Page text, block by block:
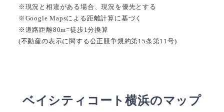
※現況と相違がある場合、現況を優先とする
※Google Mapsによる距離計算に基づく
※道路距離80m=徒歩1分換算
(不動産の表示に関する公正競争規約第15条第11号)
ベイシティコート横浜のマップ